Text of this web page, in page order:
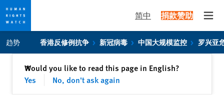
Skip
to
privacy
Skip
to
content
简中 捐款赞助
趋势 香港反修例抗争 新冠病毒 中国大规模监控 罗兴亚
Would you like to read this page in English?
Yes
No, don't ask again
✕关闭